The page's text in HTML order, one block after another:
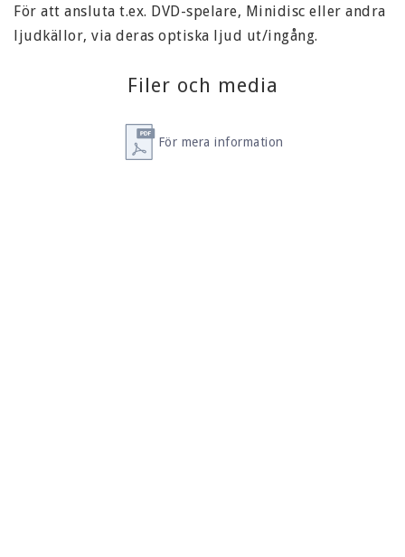
För att ansluta t.ex. DVD-spelare, Minidisc eller andra
ljudkällor, via deras optiska ljud ut/ingång.
Filer och media
För mera information